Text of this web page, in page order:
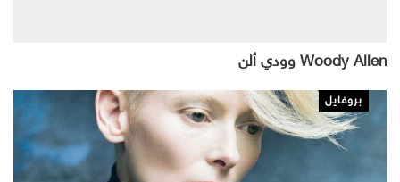
Woody Allen وودي ألن
بروفايل